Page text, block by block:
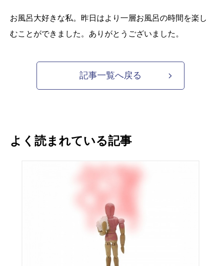
お風呂大好きな私。昨日はより一層お風呂の時間を楽し
むことができました。ありがとうございました。
記事一覧へ戻る
よく読まれている記事